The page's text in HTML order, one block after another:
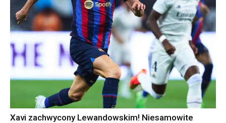
Xavi zachwycony Lewandowskim! Niesamowite